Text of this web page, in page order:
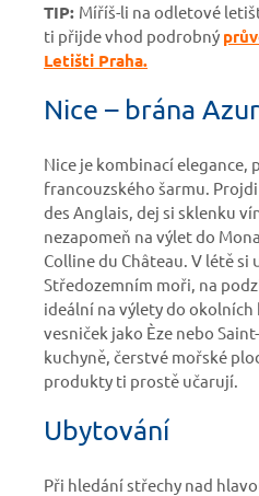
TIP: Míříš-li na odletové
ti přijde vhod podrobný
Letišti Praha.
Nice – brána
Nice je kombinací elegance,
francouzského šarmu.
des Anglais, dej si sklenku
nezapomeň na výlet do
Colline du Château. V létě si
Středozemním moři, na
ideální na výlety do okolních
vesniček jako Èze nebo
kuchyně, čerstvé mořské
produkty ti prostě učarují.
Ubytování
Při hledání střechy nad